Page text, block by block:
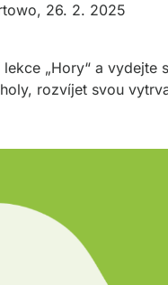
, 26. 2. 2025
„Hory“ a vydejte
rozvíjet svou